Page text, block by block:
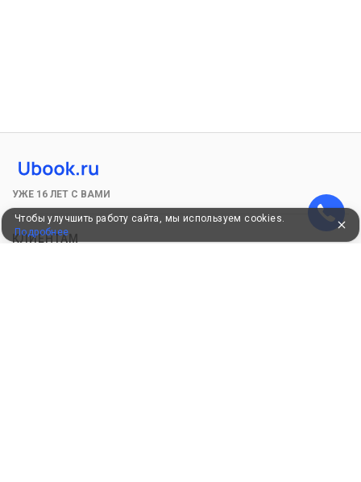
УЖЕ 16 ЛЕТ С ВАМИ
КЛИЕНТАМ
Чтобы улучшить работу сайта, мы используем cookies.
Подробнее